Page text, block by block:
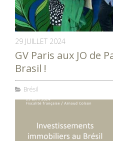
29 JUILLET 2024
GV Paris aux JO de
Brasil !
Brésil